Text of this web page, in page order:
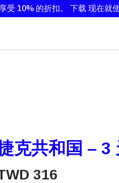
受 10% 的折扣。 下载 现在就
克共和国 – 3
316